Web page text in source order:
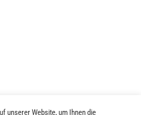
der
unserer Website, um Ihnen die